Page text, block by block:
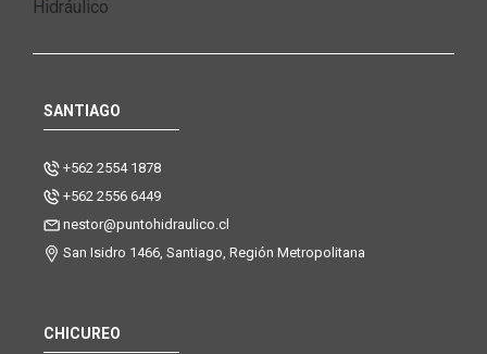
SANTIAGO
+562 2554 1878
+562 2556 6449
nestor@puntohidraulico.cl
San Isidro 1466, Santiago, Región Metropolitana
CHICUREO